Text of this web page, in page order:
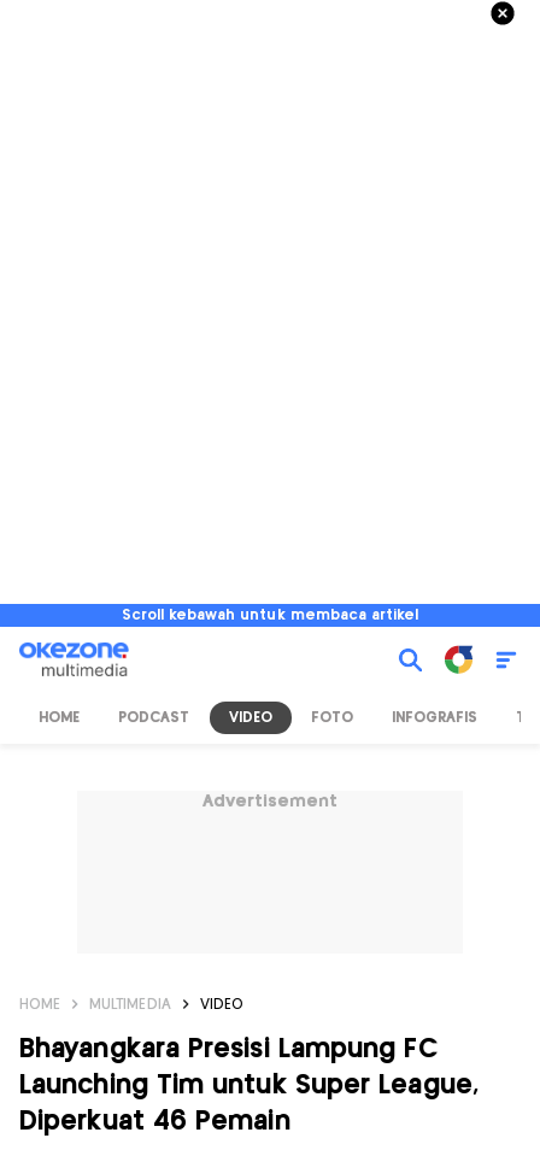
Scroll kebawah untuk membaca artikel
HOME PODCAST VIDEO FOTO INFOGRAFIS TV
Advertisement
HOME MULTIMEDIA VIDEO
Bhayangkara Presisi Lampung FC
Launching Tim untuk Super League,
Diperkuat 46 Pemain